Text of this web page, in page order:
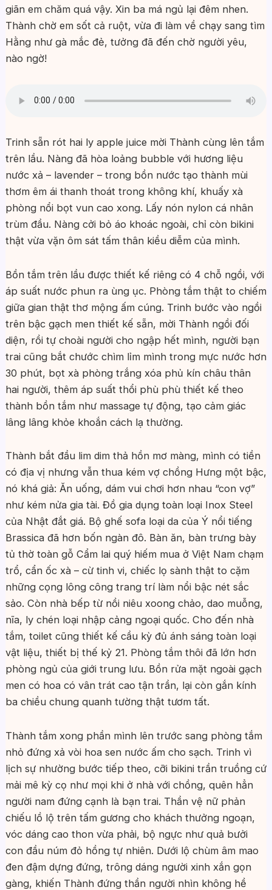
giãn em chăm quá vậy. Xin ba má ngủ lại đêm nhen.
Thành chờ em sốt cả ruột, vừa đi làm về chạy sang tìm
Hằng như gà mắc đẻ, tưởng đã đến chờ người yêu,
nào ngờ!
Trinh sẵn rót hai ly apple juice mời Thành cùng lên tắm
trên lầu. Nàng đã hòa loảng bubble với hương liệu
nước xả – lavender – trong bồn nước tạo thành mùi
thơm êm ái thanh thoát trong không khí, khuấy xà
phòng nổi bọt vun cao xong. Lấy nón nylon cá nhân
trùm đầu. Nàng cởi bỏ áo khoác ngoài, chỉ còn bikini
thật vừa vặn ôm sát tấm thân kiều diễm của mình.
Bồn tắm trên lầu được thiết kế riêng có 4 chỗ ngồi, với
áp suất nước phun ra ùng ục. Phòng tắm thật to chiếm
giữa gian thật thơ mộng ấm cúng. Trinh bước vào ngồi
trên bậc gạch men thiết kế sẵn, mời Thành ngồi đối
diện, rồi tự choài người cho ngập hết mình, người bạn
trai cũng bắt chước chìm lỉm mình trong mực nước hơn
30 phút, bọt xà phòng trắng xóa phủ kín châu thân
hai người, thêm áp suất thổi phù phù thiết kế theo
thành bồn tắm như massage tự động, tạo cảm giác
lâng lâng khỏe khoắn cách lạ thường.
Thành bắt đầu lim dim thả hồn mơ màng, mình có tiền
có địa vị nhưng vẫn thua kém vợ chồng Hưng một bậc,
nó khá giả: Ăn uống, dám vui chơi hơn nhau “con vợ”
như kém nửa gia tài. Đồ gia dụng toàn loại Inox Steel
của Nhật đắt giá. Bộ ghế sofa loại da của Ý nổi tiếng
Brassica đã hơn bốn ngàn đô. Bàn ăn, bàn trưng bày
tủ thờ toàn gỗ Cẩm lai quý hiếm mua ở Việt Nam chạm
trổ, cẩn ốc xà – cừ tinh vi, chiếc lọ sành thật to cặm
những cọng lông công trang trí làm nổi bậc nét sắc
sảo. Còn nhà bếp từ nồi niêu xoong chảo, dao muỗng,
nĩa, ly chén loại nhập cảng ngoại quốc. Cho đến nhà
tắm, toilet cũng thiết kế cầu kỳ đủ ánh sáng toàn loại
vật liệu, thiết bị thế kỷ 21. Phòng tắm thôi đã lớn hơn
phòng ngủ của giới trung lưu. Bồn rửa mặt ngoài gạch
men có hoa có vân trát cao tận trần, lại còn gắn kính
ba chiều chung quanh tường thật tươm tất.
Thành tắm xong phần mình lên trước sang phòng tắm
nhỏ đứng xả vòi hoa sen nước ấm cho sạch. Trinh vì
lịch sự nhường bước tiếp theo, cỡi bikini trần truồng cứ
mải mê kỳ cọ như mọi khi ở nhà với chồng, quên hẳn
người nam đứng cạnh là bạn trai. Thần vệ nữ phản
chiếu lồ lộ trên tấm gương cho khách thưởng ngoạn,
vóc dáng cao thon vừa phải, bộ ngực như quả bưởi
con đầu núm đỏ hồng tự nhiên. Dưới lộ chùm âm mao
đen đậm dựng đứng, trông dáng người xinh xắn gọn
gàng, khiến Thành đứng thần người nhìn không hề